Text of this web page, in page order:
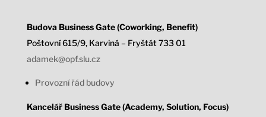
Budova Business Gate (Coworking, Benefit)
Poštovní 615/9, Karviná – Fryštát 733 01
adamek@opf.slu.cz
Provozní řád budovy
Kancelář Business Gate (Academy, Solution, Focus)